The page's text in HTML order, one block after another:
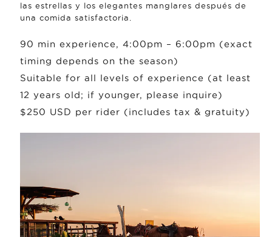
las estrellas y los elegantes manglares después de
una comida satisfactoria.
90 min experience, 4:00pm – 6:00pm (exact
timing depends on the season)
Suitable for all levels of experience (at least
12 years old; if younger, please inquire)
$250 USD per rider (includes tax & gratuity)